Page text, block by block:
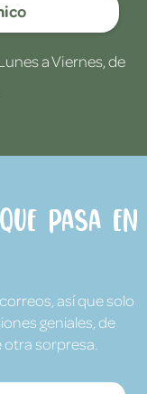
a Viernes, de
pasa en
así que solo
geniales, de
sorpresa.